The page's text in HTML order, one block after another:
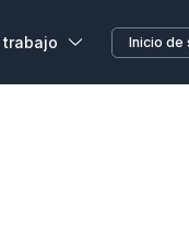
Inicio de